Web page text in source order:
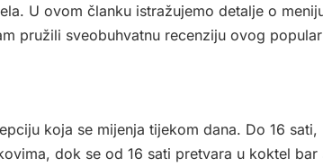
U ovom članku istražujemo detalje o
pružili sveobuhvatnu recenziju ovog
koja se mijenja tijekom dana. Do 16
dok se od 16 sati pretvara u koktel